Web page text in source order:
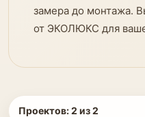
замера до монтажа.
от ЭКОЛЮКС для
Проектов:2 из2